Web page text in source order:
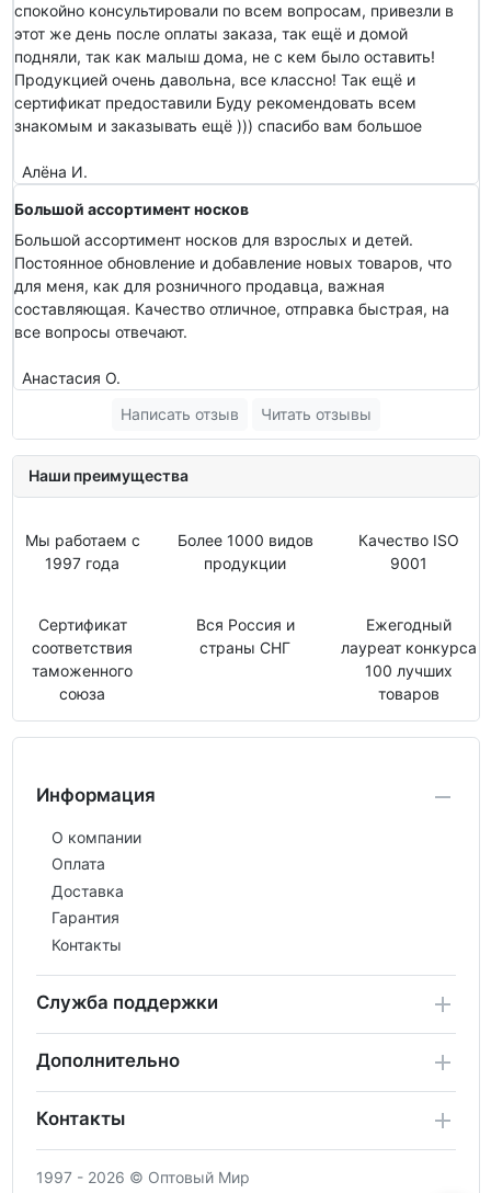
спокойно консультировали по всем вопросам, привезли в
этот же день после оплаты заказа, так ещё и домой
подняли, так как малыш дома, не с кем было оставить!
Продукцией очень давольна, все классно! Так ещё и
сертификат предоставили Буду рекомендовать всем
знакомым и заказывать ещё ))) спасибо вам большое
Алёна И.
Большой ассортимент носков
Большой ассортимент носков для взрослых и детей.
Постоянное обновление и добавление новых товаров, что
для меня, как для розничного продавца, важная
составляющая. Качество отличное, отправка быстрая, на
все вопросы отвечают.
Анастасия О.
Написать отзыв
Читать отзывы
Наши преимущества
Мы работаем с
1997 года
Более 1000 видов
продукции
Качество ISO
9001
Сертификат
соответствия
таможенного
союза
Вся Россия и
страны СНГ
Ежегодный
лауреат конкурса
100 лучших
товаров
Информация
О компании
Оплата
Доставка
Гарантия
Контакты
Служба поддержки
Дополнительно
Контакты
1997 - 2026 © Оптовый Мир